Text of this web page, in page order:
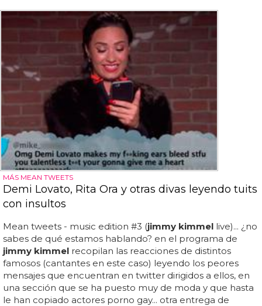
MÁS MEAN TWEETS
Demi Lovato, Rita Ora y otras divas leyendo tuits
con insultos
Mean tweets - music edition #3 (jimmy kimmel live)... ¿no
sabes de qué estamos hablando? en el programa de
jimmy kimmel recopilan las reacciones de distintos
famosos (cantantes en este caso) leyendo los peores
mensajes que encuentran en twitter dirigidos a ellos, en
una sección que se ha puesto muy de moda y que hasta
le han copiado actores porno gay... otra entrega de